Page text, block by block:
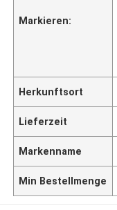
Markieren:
Herkunftsort
Lieferzeit
Markenname
Min Bestellmenge